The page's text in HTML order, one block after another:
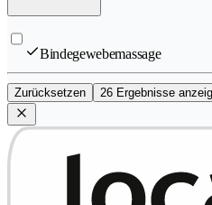
Bindegewebemassage
Zurücksetzen 26 Ergebnisse